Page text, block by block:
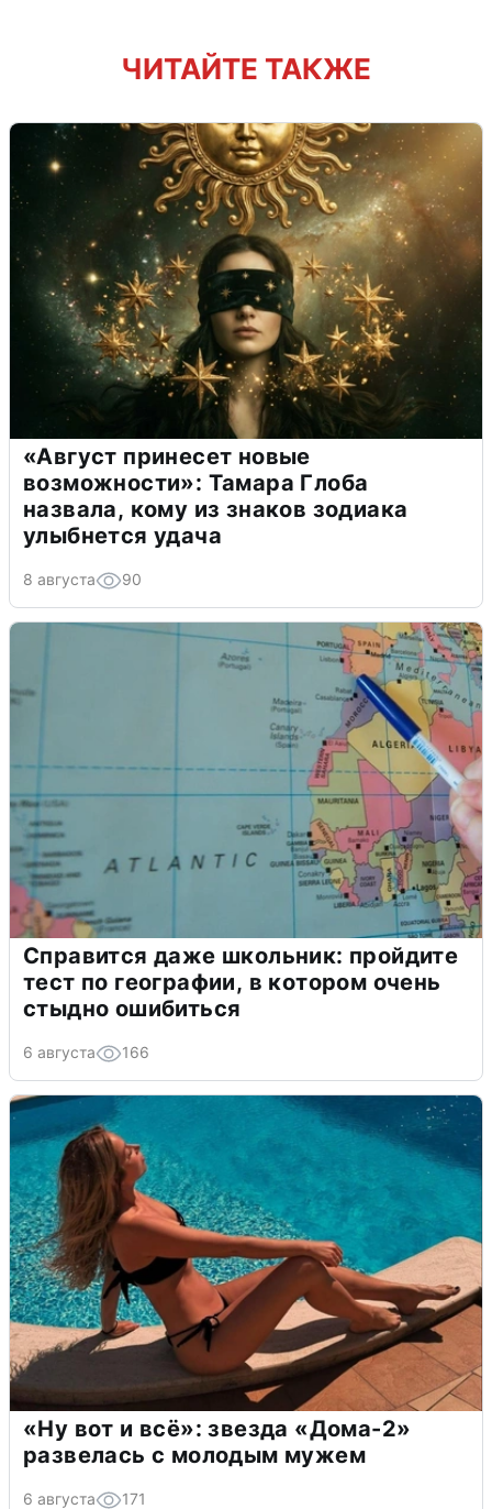
ЧИТАЙТЕ ТАКЖЕ
«Август принесет новые
возможности»: Тамара Глоба
назвала, кому из знаков зодиака
улыбнется удача
8 августа 90
Справится даже школьник: пройдите
тест по географии, в котором очень
стыдно ошибиться
6 августа 166
«Ну вот и всё»: звезда «Дома-2»
развелась с молодым мужем
6 августа 171